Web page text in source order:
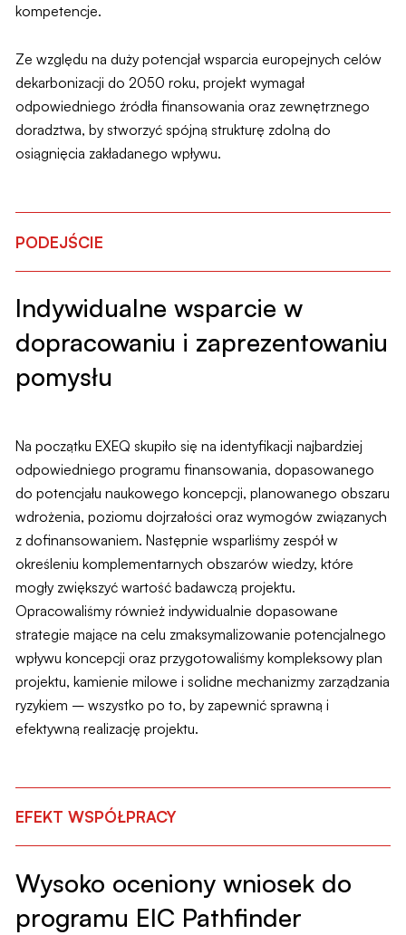
kompetencje.
Ze względu na duży potencjał wsparcia europejnych celów
dekarbonizacji do 2050 roku, projekt wymagał
odpowiedniego źródła finansowania oraz zewnętrznego
doradztwa, by stworzyć spójną strukturę zdolną do
osiągnięcia zakładanego wpływu.
PODEJŚCIE
Indywidualne wsparcie w
dopracowaniu i zaprezentowaniu
pomysłu
Na początku EXEQ skupiło się na identyfikacji najbardziej
odpowiedniego programu finansowania, dopasowanego
do potencjału naukowego koncepcji, planowanego obszaru
wdrożenia, poziomu dojrzałości oraz wymogów związanych
z dofinansowaniem. Następnie wsparliśmy zespół w
określeniu komplementarnych obszarów wiedzy, które
mogły zwiększyć wartość badawczą projektu.
Opracowaliśmy również indywidualnie dopasowane
strategie mające na celu zmaksymalizowanie potencjalnego
wpływu koncepcji oraz przygotowaliśmy kompleksowy plan
projektu, kamienie milowe i solidne mechanizmy zarządzania
ryzykiem – wszystko po to, by zapewnić sprawną i
efektywną realizację projektu.
EFEKT WSPÓŁPRACY
Wysoko oceniony wniosek do
programu EIC Pathfinder